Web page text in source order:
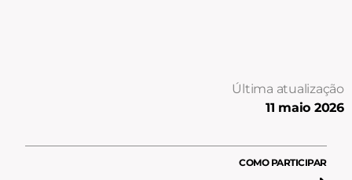
Última atualização
11 maio 2026
COMO PARTICIPAR